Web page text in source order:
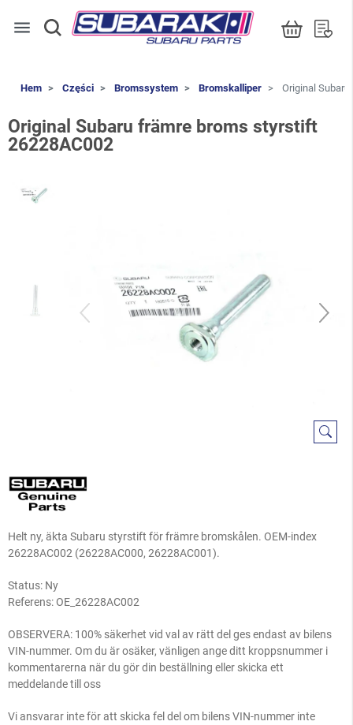
menu
Hem Części Bromssystem Bromskalliper Original
Original Subaru främre broms styrstift
26228AC002
Helt ny, äkta Subaru styrstift för främre bromskålen. OEM-index
26228AC002 (26228AC000, 26228AC001).
Status: Ny
Referens:OE_26228AC002
OBSERVERA: 100% säkerhet vid val av rätt del ges endast av bilens
VIN-nummer. Om du är osäker, vänligen ange ditt kroppsnummer i
kommentarerna när du gör din beställning eller skicka ett
meddelande till oss
Vi ansvarar inte för att skicka fel del om bilens VIN-nummer inte